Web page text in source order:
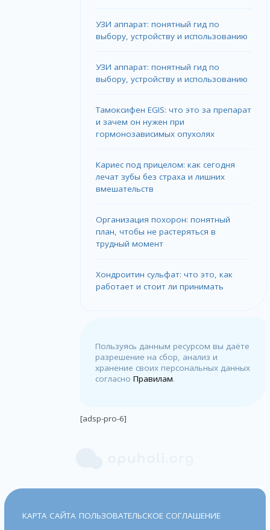
УЗИ аппарат: понятный гид по
выбору, устройству и использованию
УЗИ аппарат: понятный гид по
выбору, устройству и использованию
Тамоксифен EGIS: что это за препарат
и зачем он нужен при
гормонозависимых опухолях
Кариес под прицелом: как сегодня
лечат зубы без страха и лишних
вмешательств
Организация похорон: понятный
план, чтобы не растеряться в
трудный момент
Хондроитин сульфат: что это, как
работает и стоит ли принимать
Пользуясь данным ресурсом вы даёте
разрешение на сбор, анализ и
хранение своих персональных данных
согласноПравилам.
[adsp-pro-6]
КАРТА САЙТА ПОЛЬЗОВАТЕЛЬСКОЕ СОГЛАШЕНИЕ